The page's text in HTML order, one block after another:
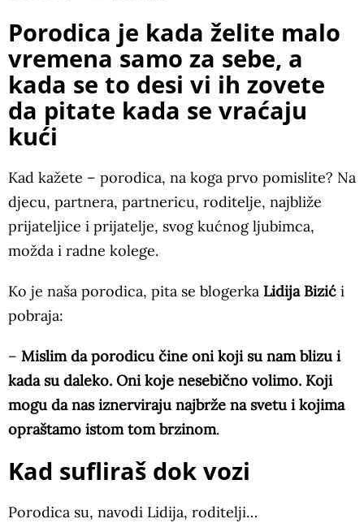
Porodica je kada želite malo
vremena samo za sebe, a
kada se to desi vi ih zovete
da pitate kada se vraćaju
kući
Kad kažete – porodica, na koga prvo pomislite? Na
djecu, partnera, partnericu, roditelje, najbliže
prijateljice i prijatelje, svog kućnog ljubimca,
možda i radne kolege.
Ko je naša porodica, pita se blogerka Lidija Bizić i
pobraja:
– Mislim da porodicu čine oni koji su nam blizu i
kada su daleko. Oni koje nesebično volimo. Koji
mogu da nas iznerviraju najbrže na svetu i kojima
opraštamo istom tom brzinom.
Kad sufliraš dok vozi
Porodica su, navodi Lidija, roditelji…